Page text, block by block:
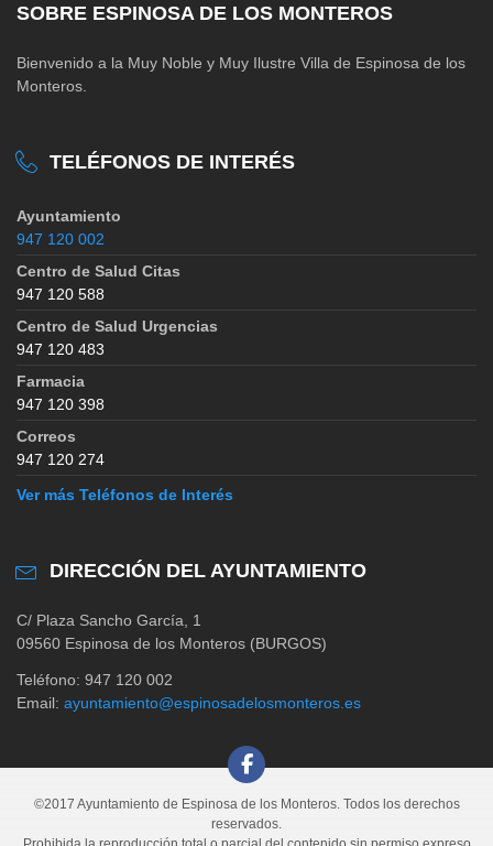
SOBRE ESPINOSA DE LOS MONTEROS
Bienvenido a la Muy Noble y Muy Ilustre Villa de Espinosa de los
Monteros.
TELÉFONOS DE INTERÉS
Ayuntamiento
947 120 002
Centro de Salud Citas
947 120 588
Centro de Salud Urgencias
947 120 483
Farmacia
947 120 398
Correos
947 120 274
Ver más Teléfonos de Interés
DIRECCIÓN DEL AYUNTAMIENTO
C/ Plaza Sancho García, 1
09560 Espinosa de los Monteros (BURGOS)
Teléfono: 947 120 002
Email: ayuntamiento@espinosadelosmonteros.es
©2017 Ayuntamiento de Espinosa de los Monteros. Todos los derechos
reservados.